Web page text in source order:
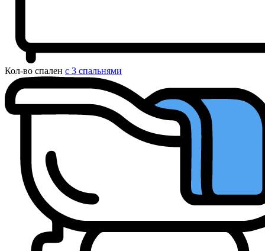
Кол-во спален с 3 спальнями